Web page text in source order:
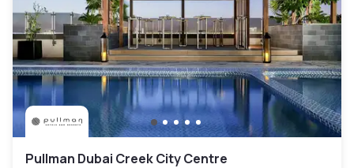
Pullman Dubai Creek City Centre